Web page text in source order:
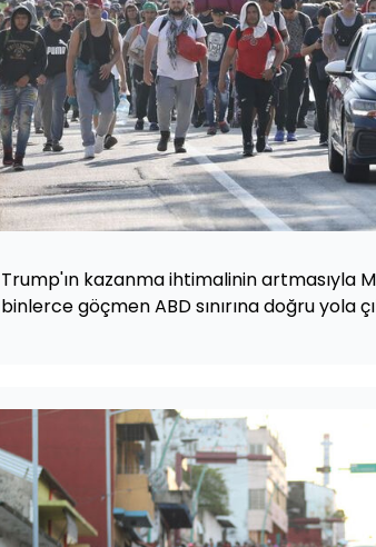
Trump'ın kazanma ihtimalinin artmasıyla
binlerce göçmen ABD sınırına doğru yola